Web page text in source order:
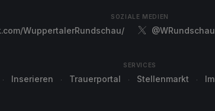
SOZIALE MEDIEN
WuppertalerRundschau/ @WRundschau
SERVICES
Inserieren Trauerportal Stellenmarkt